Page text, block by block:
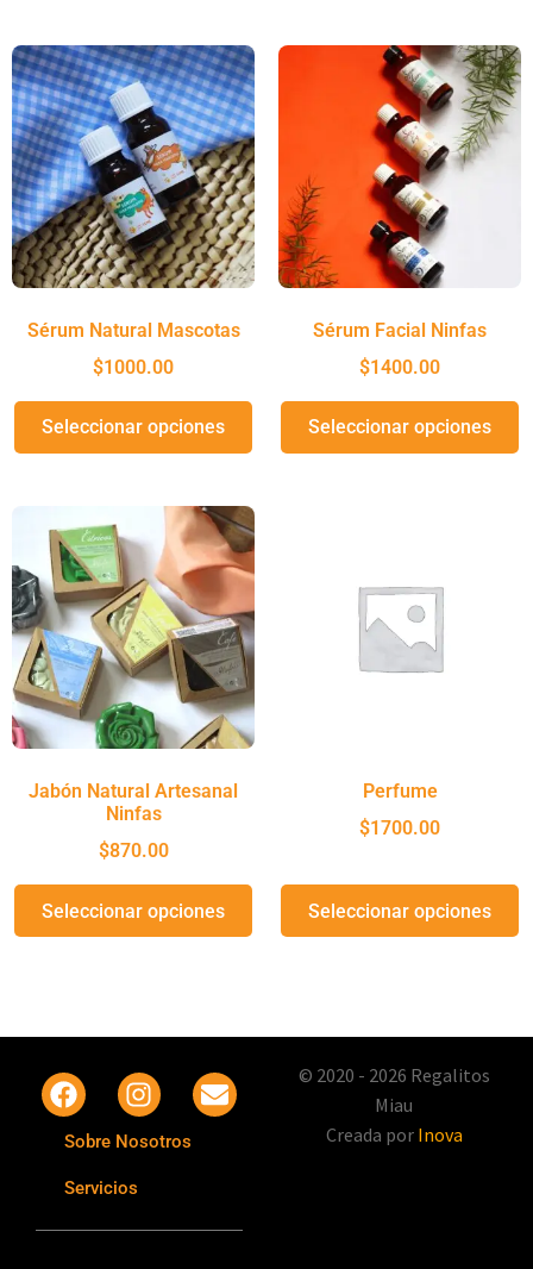
Sérum Natural Mascotas
$1000.00
Seleccionar opciones
Sérum Facial Ninfas
$1400.00
Seleccionar opciones
Jabón Natural Artesanal
Ninfas
$870.00
Seleccionar opciones
Perfume
$1700.00
Seleccionar opciones
Sobre Nosotros
Servicios
© 2020 - 2026 Regalitos
Miau
Creada por Inova